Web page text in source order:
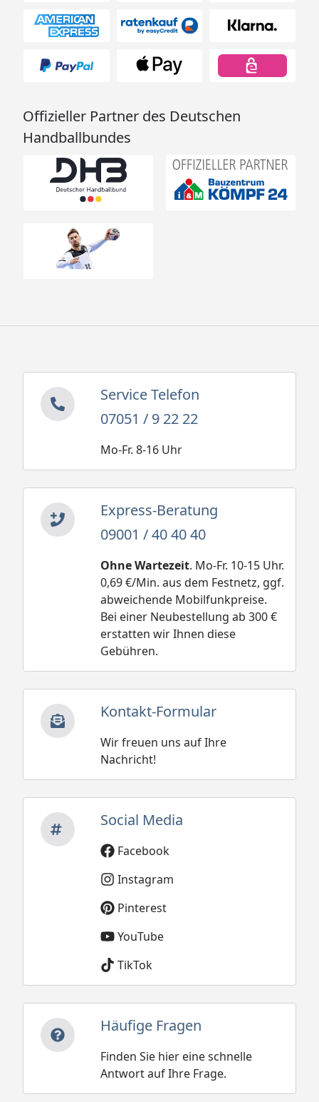
Offizieller Partner des Deutschen
Handballbundes
Service Telefon
07051 / 9 22 22
Mo-Fr. 8-16 Uhr
Express-Beratung
09001 / 40 40 40
Ohne Wartezeit. Mo-Fr. 10-15 Uhr.
0,69 €/Min. aus dem Festnetz, ggf.
abweichende Mobilfunkpreise.
Bei einer Neubestellung ab 300 €
erstatten wir Ihnen diese
Gebühren.
Kontakt-Formular
Wir freuen uns auf Ihre
Nachricht!
Social Media
Facebook
Instagram
Pinterest
YouTube
TikTok
Häufige Fragen
Finden Sie hier eine schnelle
Antwort auf Ihre Frage.